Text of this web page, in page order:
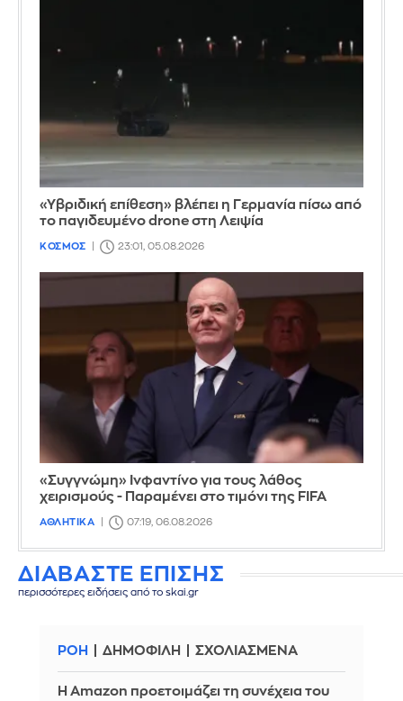
«Υβριδική επίθεση» βλέπει η Γερμανία πίσω από
το παγιδευμένο drone στη Λειψία
ΚΟΣΜΟΣ 23:01, 05.08.2026
«Συγγνώμη» Ινφαντίνο για τους λάθος
χειρισμούς - Παραμένει στο τιμόνι της FIFA
ΑΘΛΗΤΙΚΑ 07:19, 06.08.2026
ΔΙΑΒΑΣΤΕ ΕΠΙΣΗΣ
περισσότερες ειδήσεις από το skai.gr
ΡΟΗ ΔΗΜΟΦΙΛΗ ΣΧΟΛΙΑΣΜΕΝΑ
Η Amazon προετοιμάζει τη συνέχεια του